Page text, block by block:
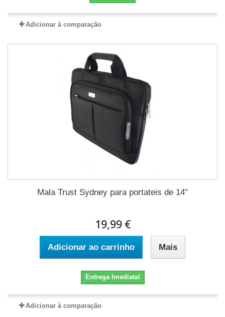
Adicionar à comparação
Mala Trust Sydney para portateis de 14"
19,99 €
Adicionar ao carrinho Mais
Entrega Imediata!
Adicionar à comparação